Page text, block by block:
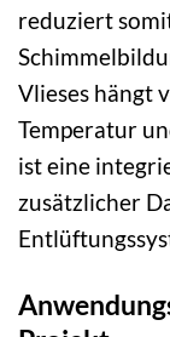
reduziert
Vlieses hängt
Temperatur
ist eine
zusätzlicher